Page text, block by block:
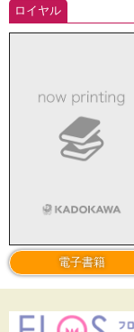
ロイヤル
電子書籍